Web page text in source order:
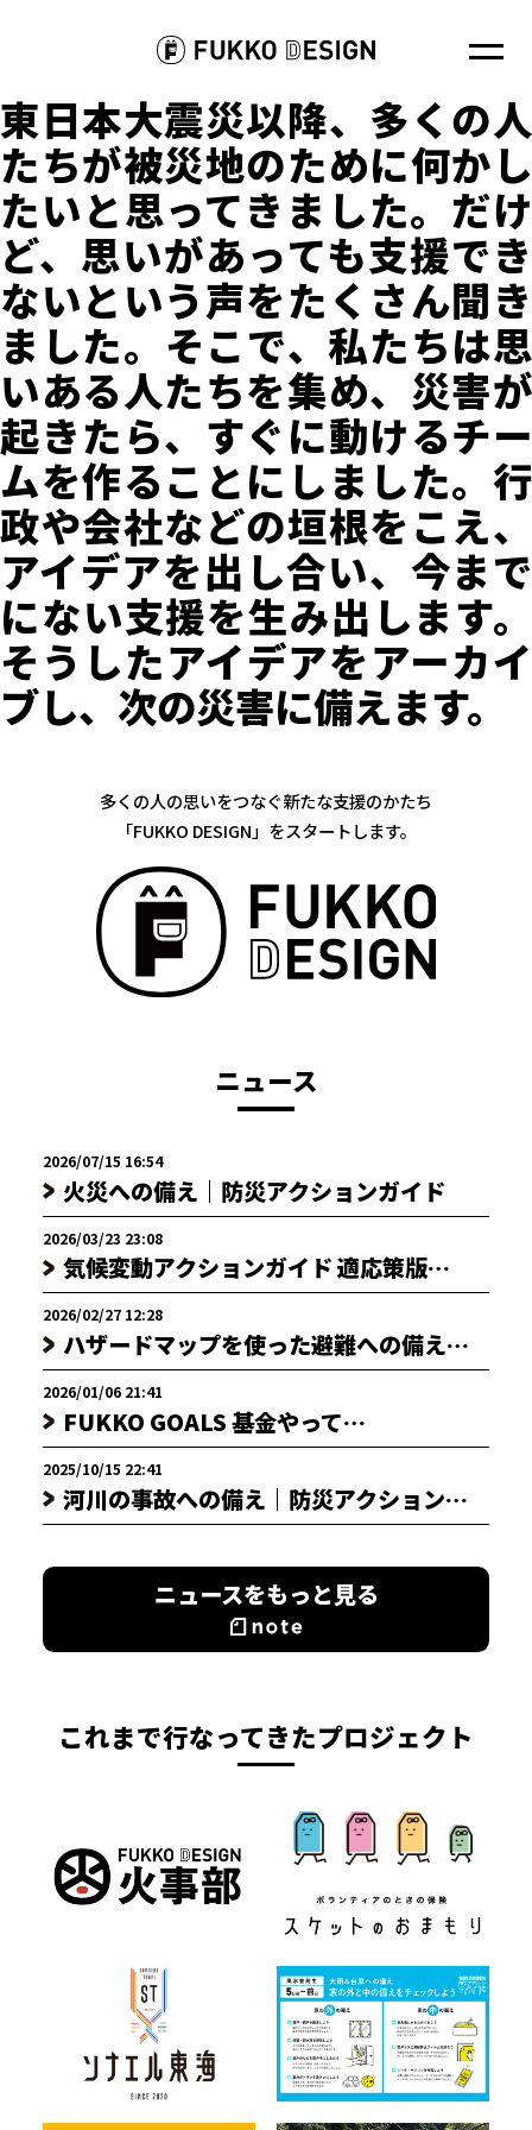
東日本大震災以降、多くの人
たちが被災地のために何かし
たいと思ってきました。だけ
ど、思いがあっても支援でき
ないという声をたくさん聞き
ました。そこで、私たちは思
いある人たちを集め、災害が
起きたら、すぐに動けるチー
ムを作ることにしました。行
政や会社などの垣根をこえ、
アイデアを出し合い、今まで
にない支援を生み出します。
そうしたアイデアをアーカイ
ブし、次の災害に備えます。
多くの人の思いをつなぐ新たな支援のかたち
「FUKKO DESIGN」をスタートします。
ニュース
2026/07/15 16:54
火災への備え｜防災アクションガイド
2026/03/23 23:08
気候変動アクションガイド 適応策版…
2026/02/27 12:28
ハザードマップを使った避難への備え…
2026/01/06 21:41
FUKKO GOALS 基金やって…
2025/10/15 22:41
河川の事故への備え｜防災アクション…
ニュースをもっと見る
これまで行なってきたプロジェクト